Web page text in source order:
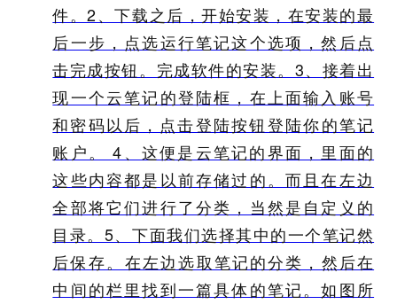
件。 ​2、下载之后，开始安装，在安装的最
后一步，点选运行笔记这个选项，然后点
击完成按钮。完成软件的安装。 ​3、接着出
现一个云笔记的登陆框，在上面输入账号
和密码以后，点击登陆按钮​登陆你的笔记
账户。 4、这便是云笔记的界面，里面的
这些内容都是以前存储过的。而且在左边
全部将它们进行了分类，当然是自定义的
目录。 ​5、下面我们选择其中的一个笔记然
后保存。​在左边选取笔记的分类，然后在
中间的栏里找到一篇具体的笔记。如图所